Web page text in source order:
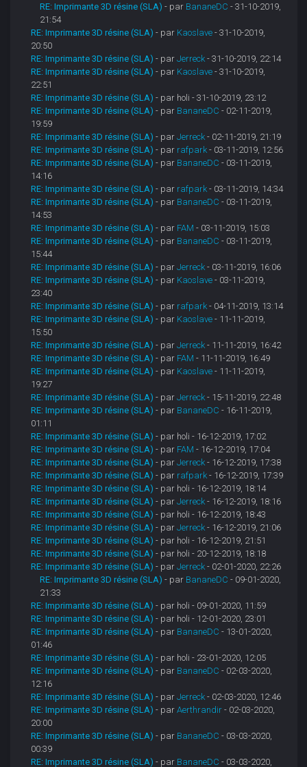
RE: Imprimante 3D résine (SLA) - par BananeDC - 31-10-2019,
21:54
RE: Imprimante 3D résine (SLA) - par Kaoslave - 31-10-2019,
20:50
RE: Imprimante 3D résine (SLA) - parJerreck - 31-10-2019, 22:14
RE: Imprimante 3D résine (SLA) - par Kaoslave - 31-10-2019,
22:51
RE: Imprimante 3D résine (SLA) - par holi - 31-10-2019, 23:12
RE: Imprimante 3D résine (SLA) - par BananeDC - 02-11-2019,
19:59
RE: Imprimante 3D résine (SLA) - parJerreck - 02-11-2019, 21:19
RE: Imprimante 3D résine (SLA) - par rafpark - 03-11-2019, 12:56
RE: Imprimante 3D résine (SLA) - par BananeDC - 03-11-2019,
14:16
RE: Imprimante 3D résine (SLA) - par rafpark - 03-11-2019, 14:34
RE: Imprimante 3D résine (SLA) - par BananeDC - 03-11-2019,
14:53
RE: Imprimante 3D résine (SLA) - par FAM - 03-11-2019, 15:03
RE: Imprimante 3D résine (SLA) - par BananeDC - 03-11-2019,
15:44
RE: Imprimante 3D résine (SLA) - parJerreck - 03-11-2019, 16:06
RE: Imprimante 3D résine (SLA) - par Kaoslave - 03-11-2019,
23:40
RE: Imprimante 3D résine (SLA) - par rafpark - 04-11-2019, 13:14
RE: Imprimante 3D résine (SLA) - par Kaoslave - 11-11-2019,
15:50
RE: Imprimante 3D résine (SLA) - parJerreck - 11-11-2019, 16:42
RE: Imprimante 3D résine (SLA) - par FAM - 11-11-2019, 16:49
RE: Imprimante 3D résine (SLA) - par Kaoslave - 11-11-2019,
19:27
RE: Imprimante 3D résine (SLA) - parJerreck - 15-11-2019, 22:48
RE: Imprimante 3D résine (SLA) - par BananeDC - 16-11-2019,
01:11
RE: Imprimante 3D résine (SLA) - par holi - 16-12-2019, 17:02
RE: Imprimante 3D résine (SLA) - par FAM - 16-12-2019, 17:04
RE: Imprimante 3D résine (SLA) - parJerreck - 16-12-2019, 17:38
RE: Imprimante 3D résine (SLA) - par rafpark - 16-12-2019, 17:39
RE: Imprimante 3D résine (SLA) - par holi - 16-12-2019, 18:14
RE: Imprimante 3D résine (SLA) - parJerreck - 16-12-2019, 18:16
RE: Imprimante 3D résine (SLA) - par holi - 16-12-2019, 18:43
RE: Imprimante 3D résine (SLA) - parJerreck - 16-12-2019, 21:06
RE: Imprimante 3D résine (SLA) - par holi - 16-12-2019, 21:51
RE: Imprimante 3D résine (SLA) - par holi - 20-12-2019, 18:18
RE: Imprimante 3D résine (SLA) - parJerreck - 02-01-2020, 22:26
RE: Imprimante 3D résine (SLA) - par BananeDC - 09-01-2020,
21:33
RE: Imprimante 3D résine (SLA) - par holi - 09-01-2020, 11:59
RE: Imprimante 3D résine (SLA) - par holi - 12-01-2020, 23:01
RE: Imprimante 3D résine (SLA) - par BananeDC - 13-01-2020,
01:46
RE: Imprimante 3D résine (SLA) - par holi - 23-01-2020, 12:05
RE: Imprimante 3D résine (SLA) - par BananeDC - 02-03-2020,
12:16
RE: Imprimante 3D résine (SLA) - parJerreck - 02-03-2020, 12:46
RE: Imprimante 3D résine (SLA) - parAerthrandir - 02-03-2020,
20:00
RE: Imprimante 3D résine (SLA) - par BananeDC - 03-03-2020,
00:39
RE: Imprimante 3D résine (SLA) - par BananeDC - 03-03-2020,